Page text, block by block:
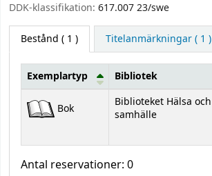
DDK-klassifikation: 617.007 23/swe
Bestånd ( 1 ) Titelanmärkningar ( 1 )
Bestånd
Exemplartyp Bibliotek
Bok
Biblioteket Hälsa och
samhälle
Antal reservationer: 0